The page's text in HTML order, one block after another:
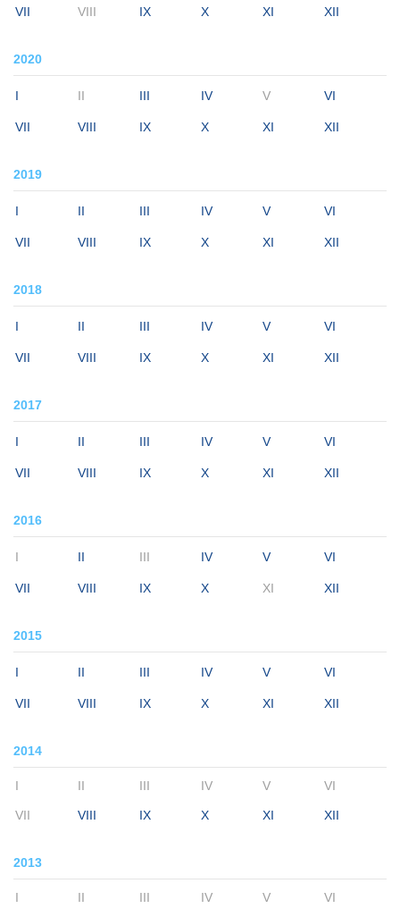
VII VIII IX X XI XII
2020
I II III IV V VI
VII VIII IX X XI XII
2019
I II III IV V VI
VII VIII IX X XI XII
2018
I II III IV V VI
VII VIII IX X XI XII
2017
I II III IV V VI
VII VIII IX X XI XII
2016
I II III IV V VI
VII VIII IX X XI XII
2015
I II III IV V VI
VII VIII IX X XI XII
2014
I II III IV V VI
VII VIII IX X XI XII
2013
I II III IV V
VI